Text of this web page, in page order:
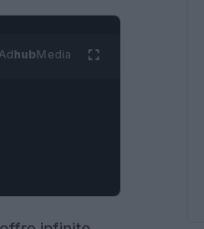
AdhubMedia